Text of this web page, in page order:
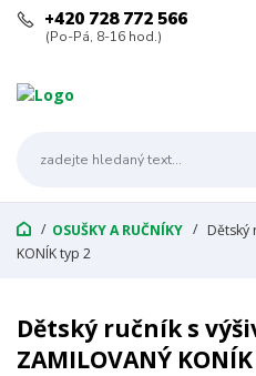
+420 728 772 566
(Po-Pá, 8-16 hod.)
OSUŠKY A RUČNÍKY
Dětský
KONÍK typ 2
Dětský ručník s
ZAMILOVANÝ